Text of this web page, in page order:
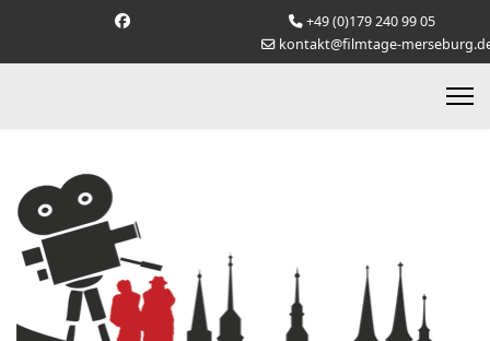
+49 (0)179 240 99 05
kontakt@filmtage-